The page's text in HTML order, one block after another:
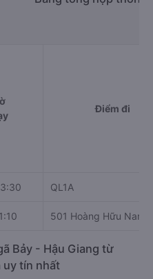
Điểm đi
QL1A
501 Hoàng Hữu Nam
Bảy - Hậu Giang từ
uy tín nhất